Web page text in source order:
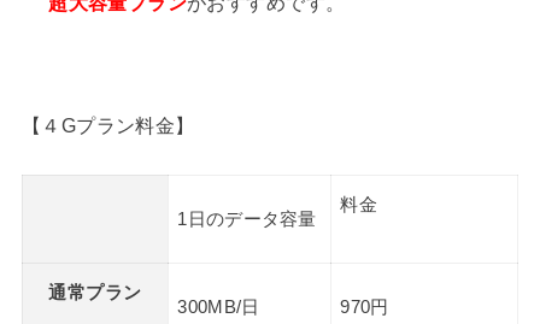
【４Gプラン料金】
1日のデータ容量
料金
通常プラン
300MB/日 970円